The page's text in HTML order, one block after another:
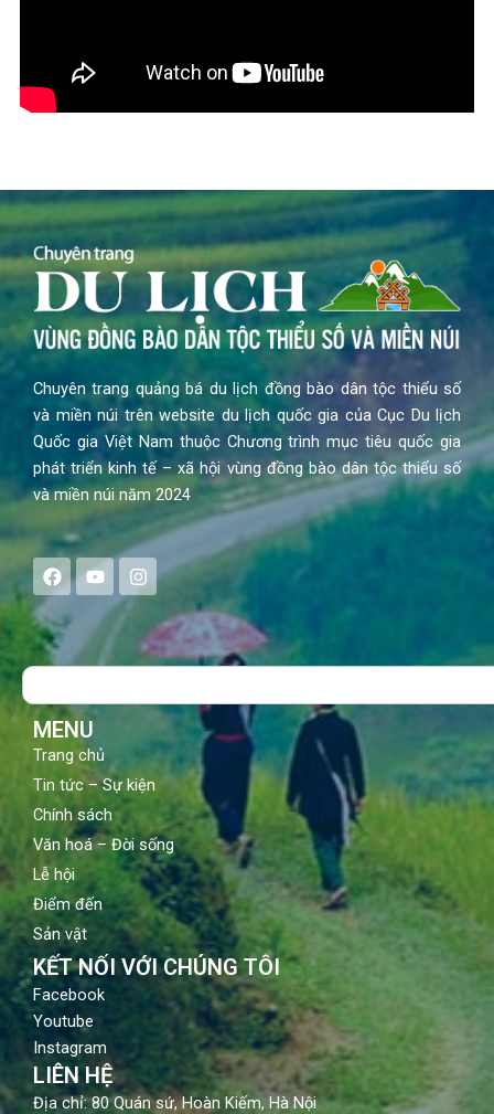
Chuyên trang quảng bá du lịch đồng bào dân tộc thiểu số
và miền núi trên website du lịch quốc gia của Cục Du lịch
Quốc gia Việt Nam thuộc Chương trình mục tiêu quốc gia
phát triển kinh tế – xã hội vùng đồng bào dân tộc thiểu số
và miền núi năm 2024
F
a
e
b
o
Y
o
t
b
I
n
s
a
g
Search
MENU
Trang chủ
Tin tức – Sự kiện
Chính sách
Văn hoá – Đời sống
Lễ hội
Điểm đến
Sản vật
KẾT NỐI VỚI CHÚNG TÔI
Facebook
Youtube
Instagram
LIÊN HỆ
Địa chỉ: 80 Quán sứ, Hoàn Kiếm, Hà Nội